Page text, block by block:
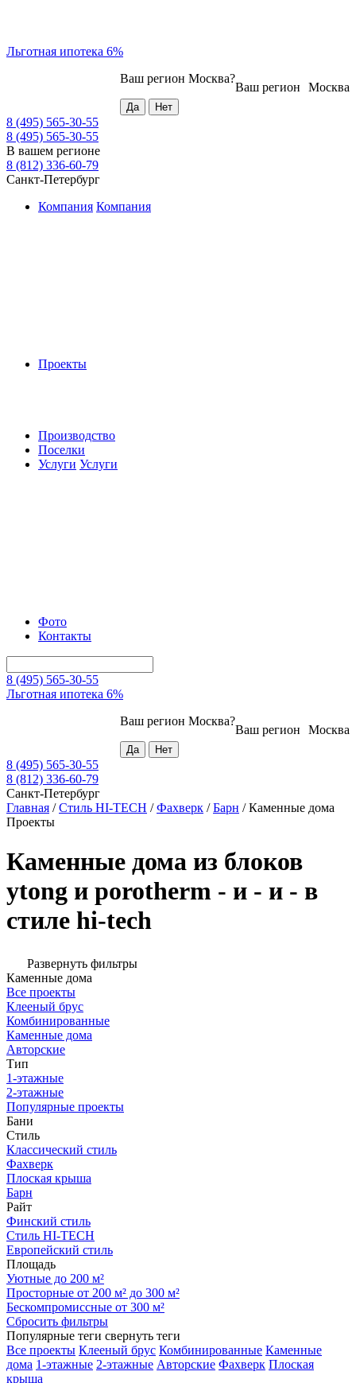
Льготная ипотека 6%
Москва
Ваш регион
Ваш регион Москва?
8 (495) 565-30-55
8 (495) 565-30-55
В вашем регионе
8 (812) 336-60-79
Санкт-Петербург
Компания Компания
Проекты
Производство
Поселки
Услуги Услуги
Фото
Контакты
8 (495) 565-30-55
Льготная ипотека 6%
Москва
Ваш регион
Ваш регион Москва?
8 (495) 565-30-55
8 (812) 336-60-79
Санкт-Петербург
Главная /Стиль HI-TECH /Фахверк /Барн /Каменные дома
Проекты
Каменные дома из блоков
ytong и porotherm - и - и - в
стиле hi-tech
Развернуть фильтры
Каменные дома
Все проекты
Клееный брус
Комбинированные
Каменные дома
Авторские
Тип
1-этажные
2-этажные
Популярные проекты
Бани
Стиль
Классический стиль
Фахверк
Плоская крыша
Барн
Райт
Финский стиль
Стиль HI-TECH
Европейский стиль
Площадь
Уютные до 200 м²
Просторные от 200 м² до 300 м²
Бескомпромиссные от 300 м²
Сбросить фильтры
Популярные теги свернуть теги
Все проекты Клееный брус Комбинированные Каменные
дома 1-этажные 2-этажные Авторские Фахверк Плоская
крыша